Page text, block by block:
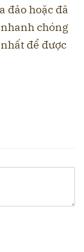
đảo hoặc đã
chóng
để được